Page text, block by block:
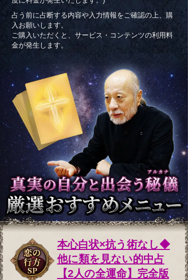
占う前に占断する内容や入力情報をご確認の上、購
入お願いします。
ご購入いただくと、サービス・コンテンツの利用料
金が発生します。
本心白状×抗う術なし◆
他に類を見ない的中占
【2人の全運命】完全版